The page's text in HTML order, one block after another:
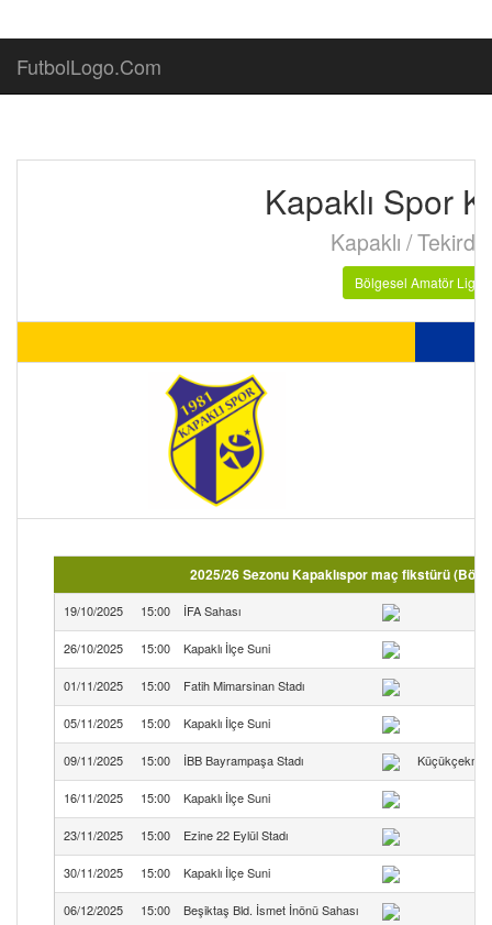
FutbolLogo.Com
Kapaklı Spor
Kapaklı /
Bölgesel Amatör Lig
2025/26 Sezonu Kapaklıspor maç fikstürü
19/10/2025 15:00 İFA Sahası
26/10/2025 15:00 Kapaklı İlçe Suni
01/11/2025 15:00 Fatih Mimarsinan Stadı
05/11/2025 15:00 Kapaklı İlçe Suni
09/11/2025 15:00 İBB Bayrampaşa Stadı
16/11/2025 15:00 Kapaklı İlçe Suni
23/11/2025 15:00 Ezine 22 Eylül Stadı
30/11/2025 15:00 Kapaklı İlçe Suni
06/12/2025 15:00 Beşiktaş Bld. İsmet İnönü Sahası